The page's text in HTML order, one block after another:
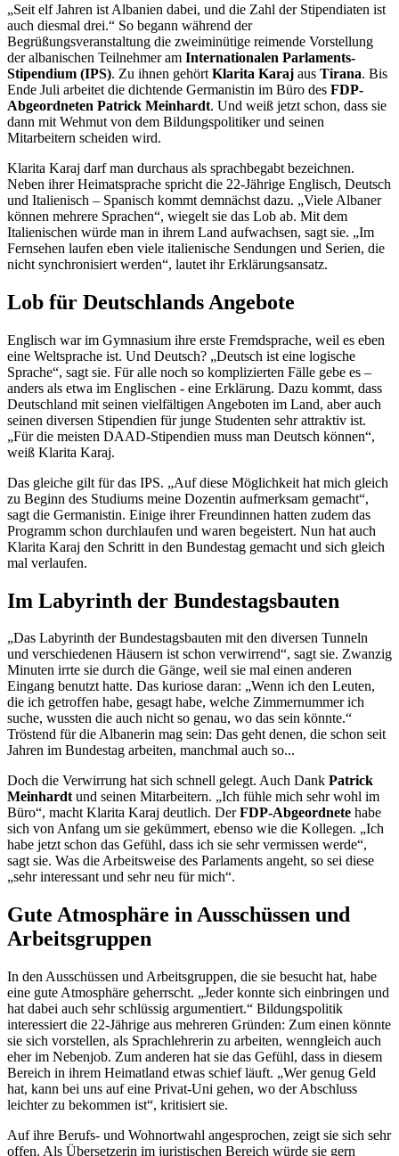
„Seit elf Jahren ist Albanien dabei, und die Zahl der Stipendiaten ist
auch diesmal drei.“ So begann während der
Begrüßungsveranstaltung die zweiminütige reimende Vorstellung
der albanischen Teilnehmer am Internationalen Parlaments-
Stipendium (IPS). Zu ihnen gehört Klarita Karaj aus Tirana. Bis
Ende Juli arbeitet die dichtende Germanistin im Büro des FDP-
Abgeordneten Patrick Meinhardt. Und weiß jetzt schon, dass sie
dann mit Wehmut von dem Bildungspolitiker und seinen
Mitarbeitern scheiden wird.
Klarita Karaj darf man durchaus als sprachbegabt bezeichnen.
Neben ihrer Heimatsprache spricht die 22-Jährige Englisch, Deutsch
und Italienisch – Spanisch kommt demnächst dazu. „Viele Albaner
können mehrere Sprachen“, wiegelt sie das Lob ab. Mit dem
Italienischen würde man in ihrem Land aufwachsen, sagt sie. „Im
Fernsehen laufen eben viele italienische Sendungen und Serien, die
nicht synchronisiert werden“, lautet ihr Erklärungsansatz.
Lob für Deutschlands Angebote
Englisch war im Gymnasium ihre erste Fremdsprache, weil es eben
eine Weltsprache ist. Und Deutsch? „Deutsch ist eine logische
Sprache“, sagt sie. Für alle noch so komplizierten Fälle gebe es –
anders als etwa im Englischen - eine Erklärung. Dazu kommt, dass
Deutschland mit seinen vielfältigen Angeboten im Land, aber auch
seinen diversen Stipendien für junge Studenten sehr attraktiv ist.
„Für die meisten DAAD-Stipendien muss man Deutsch können“,
weiß Klarita Karaj.
Das gleiche gilt für das IPS. „Auf diese Möglichkeit hat mich gleich
zu Beginn des Studiums meine Dozentin aufmerksam gemacht“,
sagt die Germanistin. Einige ihrer Freundinnen hatten zudem das
Programm schon durchlaufen und waren begeistert. Nun hat auch
Klarita Karaj den Schritt in den Bundestag gemacht und sich gleich
mal verlaufen.
Im Labyrinth der Bundestagsbauten
„Das Labyrinth der Bundestagsbauten mit den diversen Tunneln
und verschiedenen Häusern ist schon verwirrend“, sagt sie. Zwanzig
Minuten irrte sie durch die Gänge, weil sie mal einen anderen
Eingang benutzt hatte. Das kuriose daran: „Wenn ich den Leuten,
die ich getroffen habe, gesagt habe, welche Zimmernummer ich
suche, wussten die auch nicht so genau, wo das sein könnte.“
Tröstend für die Albanerin mag sein: Das geht denen, die schon seit
Jahren im Bundestag arbeiten, manchmal auch so...
Doch die Verwirrung hat sich schnell gelegt. Auch Dank Patrick
Meinhardtund seinen Mitarbeitern. „Ich fühle mich sehr wohl im
Büro“, macht Klarita Karaj deutlich. DerFDP-Abgeordnete habe
sich von Anfang um sie gekümmert, ebenso wie die Kollegen. „Ich
habe jetzt schon das Gefühl, dass ich sie sehr vermissen werde“,
sagt sie. Was die Arbeitsweise des Parlaments angeht, so sei diese
„sehr interessant und sehr neu für mich“.
Gute Atmosphäre in Ausschüssen und
Arbeitsgruppen
In den Ausschüssen und Arbeitsgruppen, die sie besucht hat, habe
eine gute Atmosphäre geherrscht. „Jeder konnte sich einbringen und
hat dabei auch sehr schlüssig argumentiert.“ Bildungspolitik
interessiert die 22-Jährige aus mehreren Gründen: Zum einen könnte
sie sich vorstellen, als Sprachlehrerin zu arbeiten, wenngleich auch
eher im Nebenjob. Zum anderen hat sie das Gefühl, dass in diesem
Bereich in ihrem Heimatland etwas schief läuft. „Wer genug Geld
hat, kann bei uns auf eine Privat-Uni gehen, wo der Abschluss
leichter zu bekommen ist“, kritisiert sie.
Auf ihre Berufs- und Wohnortwahl angesprochen, zeigt sie sich sehr
offen. Als Übersetzerin im juristischen Bereich würde sie gern